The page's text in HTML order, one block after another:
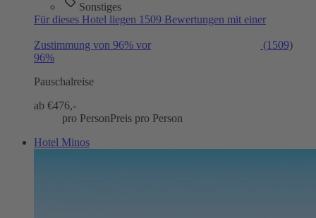
Sonstiges
Für dieses Hotel liegen 1509 Bewertungen mit einer
Zustimmung von 96% vor
(1509)
96%
Pauschalreise
ab €476,-
pro PersonPreis pro Person
Hotel Minos